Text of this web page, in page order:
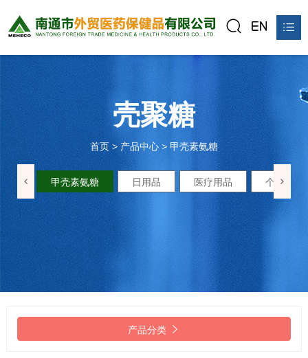
关于我们
产品中心
公平贸易站
壳聚糖
首页 > 产品中心 > 甲壳素氨糖
甲壳素氨糖 日用品 医疗用品 个人防护
产品分类 